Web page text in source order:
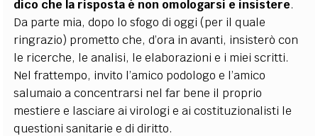
dico che la risposta è non omologarsi e insistere.
Da parte mia, dopo lo sfogo di oggi (per il quale
ringrazio) prometto che, d’ora in avanti, insisterò con
le ricerche, le analisi, le elaborazioni e i miei scritti.
Nel frattempo, invito l’amico podologo e l’amico
salumaio a concentrarsi nel far bene il proprio
mestiere e lasciare ai virologi e ai costituzionalisti le
questioni sanitarie e di diritto.